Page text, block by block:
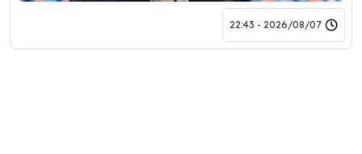
2026/08/07 - 22:43